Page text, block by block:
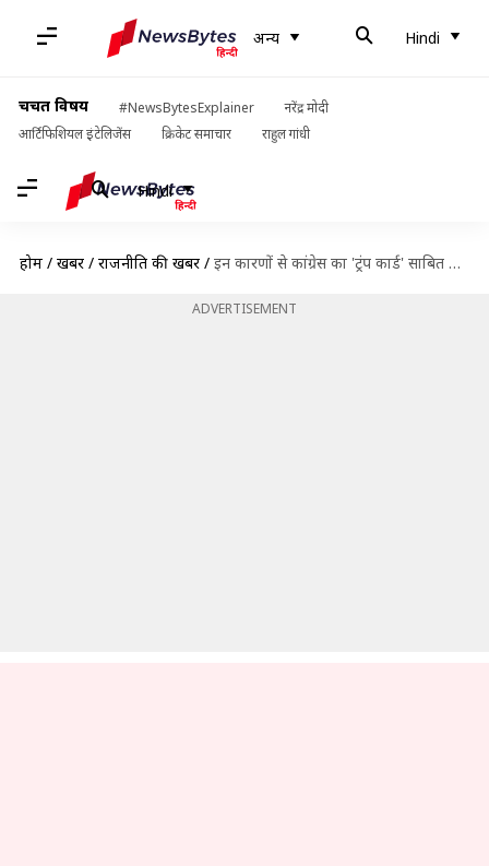
अन्य Hindi
चर्चित विषय #NewsBytesExplainer
नरेंद्र मोदी
आर्टिफिशियल इंटेलिजेंस
क्रिकेट समाचार राहुल गांधी
Hindi
होम / खबरें / राजनीति की खबरें / इन कारणों से कांग्रेस का 'ट्रंप कार्ड' साबित हो सकती हैं प्रियंका गांधी
ADVERTISEMENT